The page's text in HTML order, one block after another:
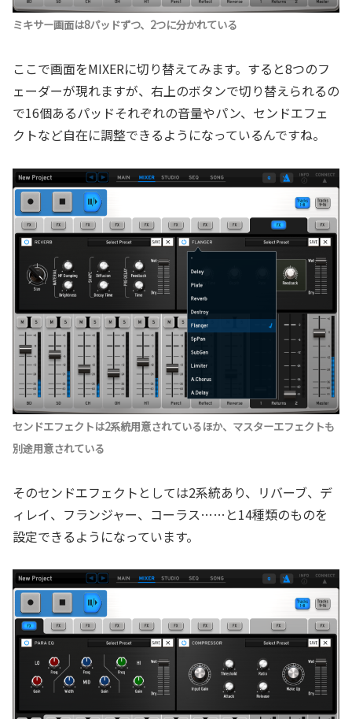
ミキサー画面は8パッドずつ、2つに分かれている
ここで画面をMIXERに切り替えてみます。すると8つのフ
ェーダーが現れますが、右上のボタンで切り替えられるの
で16個あるパッドそれぞれの音量やパン、センドエフェ
クトなど自在に調整できるようになっているんですね。
センドエフェクトは2系統用意されているほか、マスターエフェクトも
別途用意されている
そのセンドエフェクトとしては2系統あり、リバーブ、デ
ィレイ、フランジャー、コーラス……と14種類のものを
設定できるようになっています。